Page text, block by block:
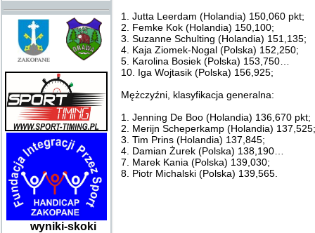
wyniki-skoki
1. Jutta Leerdam (Holandia) 150,060 pkt;
2. Femke Kok (Holandia) 150,100;
3. Suzanne Schulting (Holandia) 151,135;
4. Kaja Ziomek-Nogal (Polska) 152,250;
5. Karolina Bosiek (Polska) 153,750…
10. Iga Wojtasik (Polska) 156,925;
Mężczyźni, klasyfikacja generalna:
1. Jenning De Boo (Holandia) 136,670 pkt;
2. Merijn Scheperkamp (Holandia) 137,525;
3. Tim Prins (Holandia) 137,845;
4. Damian Żurek (Polska) 138,190…
7. Marek Kania (Polska) 139,030;
8. Piotr Michalski (Polska) 139,565.